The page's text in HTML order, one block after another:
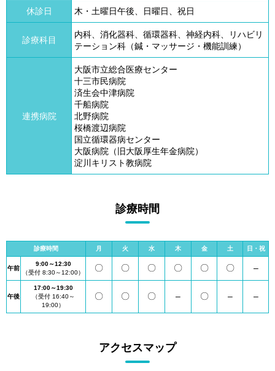
休診日 木・土曜日午後、日曜日、祝日
診療科目
内科、消化器科、循環器科、神経内科、リハビリ
テーション科（鍼・マッサージ・機能訓練）
連携病院
大阪市立総合医療センター
十三市民病院
済生会中津病院
千船病院
北野病院
桜橋渡辺病院
国立循環器病センター
大阪病院（旧大阪厚生年金病院）
淀川キリスト教病院
診療時間
診療時間 月 火 水 木 金 土 日・祝
午前
9:00～12:30
（受付 8:30～12:00）
〇 〇 〇 〇 〇 〇 –
午後
17:00～19:30
（受付 16:40～
19:00）
〇 〇 〇 – 〇 – –
アクセスマップ